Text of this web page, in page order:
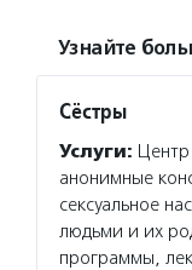
Узнайте
Сёстры
Услуги:
анонимные
сексуальное
людьми и их
программы,